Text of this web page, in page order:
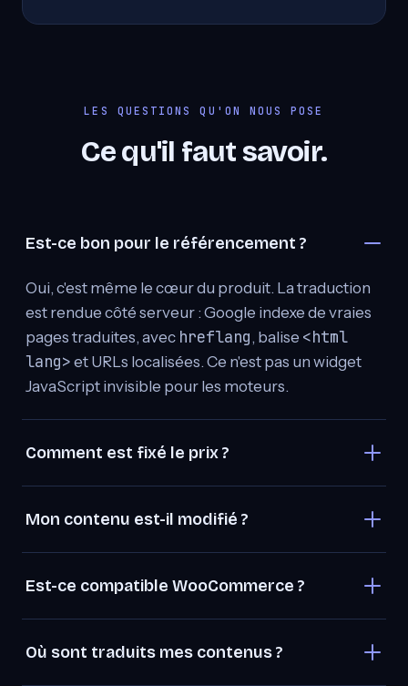
LES QUESTIONS QU'ON NOUS POSE
Ce qu'il faut savoir.
Est-ce bon pour le référencement ?
Oui, c'est même le cœur du produit. La traduction
est rendue côté serveur : Google indexe de vraies
pages traduites, avec hreflang , balise <html
lang> et URLs localisées. Ce n'est pas un widget
JavaScript invisible pour les moteurs.
Comment est fixé le prix ?
Mon contenu est-il modifié ?
Est-ce compatible WooCommerce ?
Où sont traduits mes contenus ?